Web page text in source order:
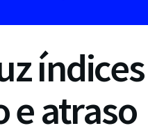
índices
e atraso